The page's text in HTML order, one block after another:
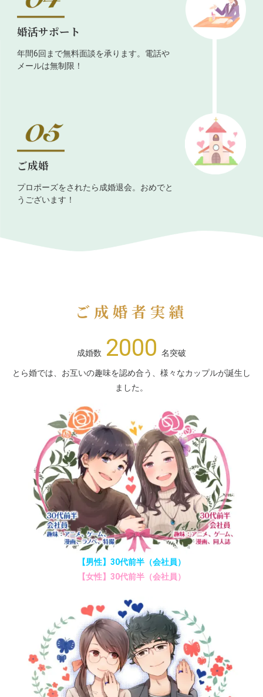
婚活サポート
年間6回まで無料面談を承ります。電話や
メールは無制限！
ご成婚
プロポーズをされたら成婚退会。おめでと
うございます！
ご成婚者実績
成婚数 2000 名突破
とら婚では、お互いの趣味を認め合う、様々なカップルが誕生し
ました。
【男性】30代前半（会社員）
【女性】30代前半（会社員）